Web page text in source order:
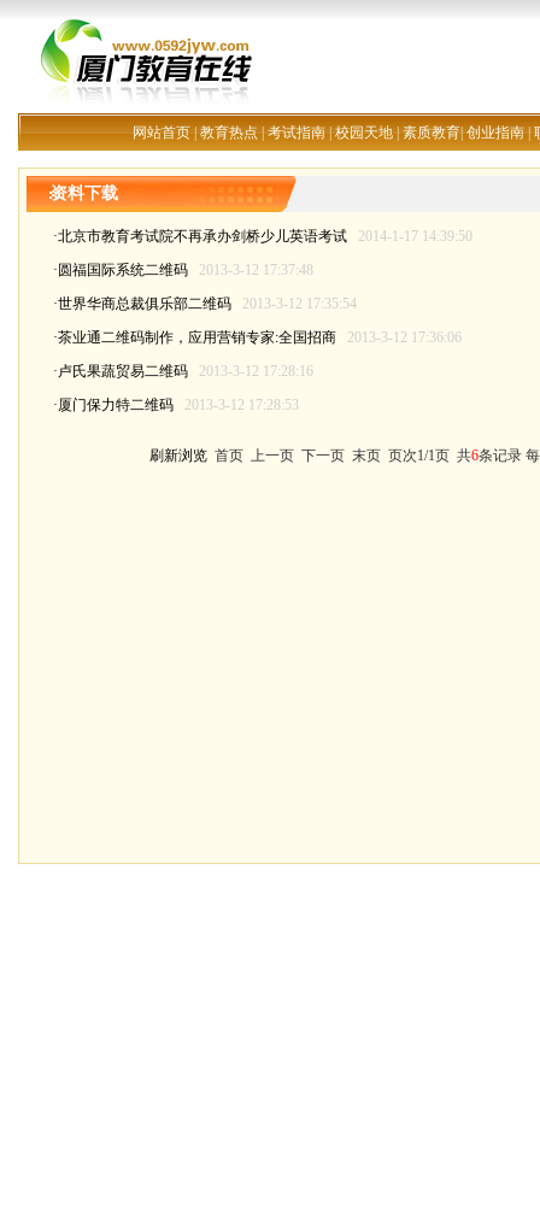
网站首页|教育热点|考试指南|校园天地|素质教育|创业指南|
资料下载
·北京市教育考试院不再承办剑桥少儿英语考试
2014-1-17 14:39:50
·圆福国际系统二维码
2013-3-12 17:37:48
·世界华商总裁俱乐部二维码
2013-3-12 17:35:54
·茶业通二维码制作，应用营销专家:全国招商
2013-3-12 17:36:06
·卢氏果蔬贸易二维码
2013-3-12 17:28:16
·厦门保力特二维码
2013-3-12 17:28:53
刷新浏览 首页 上一页 下一页 末页 页次1/1页 共6条记录